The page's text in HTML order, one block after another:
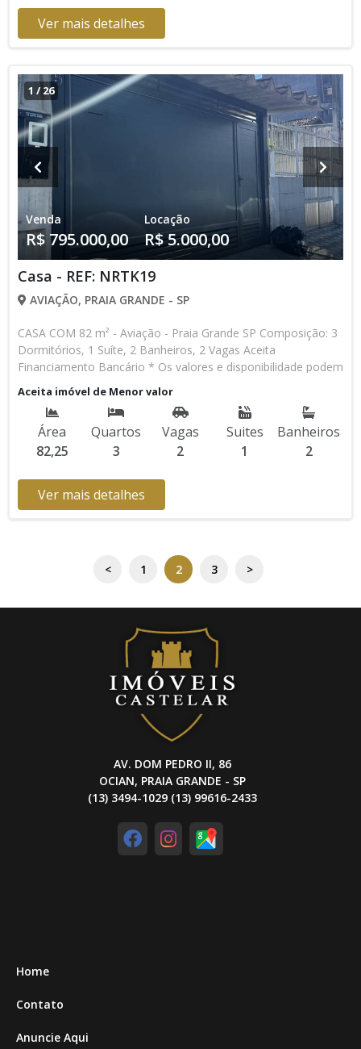
Ver mais detalhes
1 /26
Venda
R$ 795.000,00
Locação
R$ 5.000,00
Casa - REF: NRTK19
AVIAÇÃO, PRAIA GRANDE - SP
CASA COM 82 m² - Aviação - Praia Grande SP Composição: 3
Dormitórios, 1 Suíte, 2 Banheiros, 2 Vagas Aceita
Financiamento Bancário * Os valores e disponibilidade podem
ser alterados sem prévio aviso. Favor verificar entrando em
contato com nossa equipe
Aceita imóvel de Menor valor
Área
82,25
Quartos
3
Vagas
2
Suites
1
Banheiros
2
Ver mais detalhes
< 1 2 3 >
AV. DOM PEDRO II, 86
OCIAN, PRAIA GRANDE - SP
(13) 3494-1029 (13) 99616-2433
Home
Contato
Anuncie Aqui